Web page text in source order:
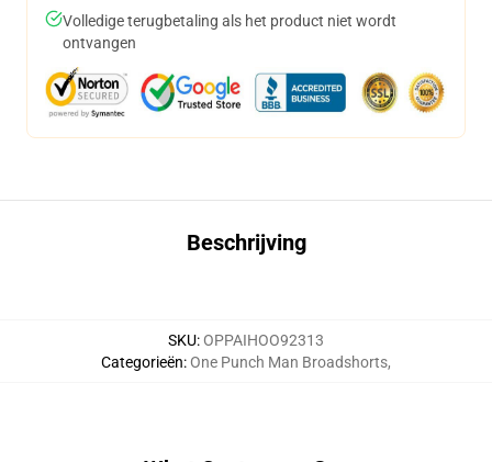
Volledige terugbetaling als het product niet wordt
ontvangen
Beschrijving
SKU:OPPAIHOO92313
Categorieën:One Punch Man Broadshorts,